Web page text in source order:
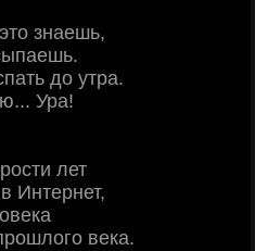
знаешь,
до утра.
Ура!
лет
Интернет,
века.